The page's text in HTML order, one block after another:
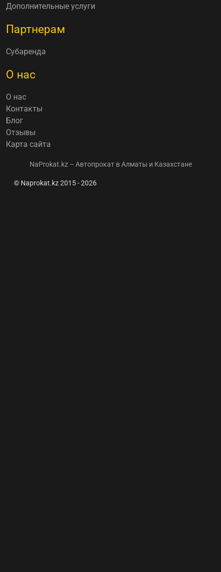
Дополнительные услуги
Партнерам
Субаренда
О нас
О нас
Контакты
Блог
Отзывы
Карта сайта
NaProkat.kz – Автопрокат в Алматы и Казахстане
© Naprokat.kz 2015 - 2026